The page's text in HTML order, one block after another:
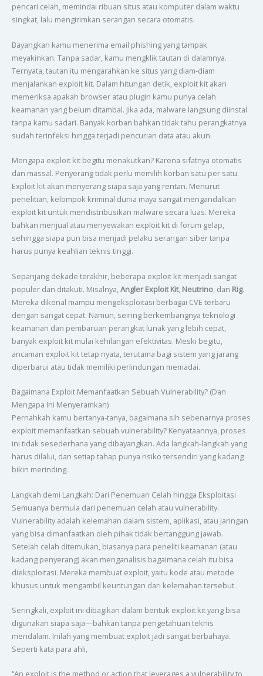
pencari celah, memindai ribuan situs atau komputer dalam waktu
singkat, lalu mengirimkan serangan secara otomatis.
Bayangkan kamu menerima email phishing yang tampak
meyakinkan. Tanpa sadar, kamu mengklik tautan di dalamnya.
Ternyata, tautan itu mengarahkan ke situs yang diam-diam
menjalankan exploit kit. Dalam hitungan detik, exploit kit akan
memeriksa apakah browser atau plugin kamu punya celah
keamanan yang belum ditambal. Jika ada, malware langsung diinstal
tanpa kamu sadari. Banyak korban bahkan tidak tahu perangkatnya
sudah terinfeksi hingga terjadi pencurian data atau akun.
Mengapa exploit kit begitu menakutkan? Karena sifatnya otomatis
dan massal. Penyerang tidak perlu memilih korban satu per satu.
Exploit kit akan menyerang siapa saja yang rentan. Menurut
penelitian, kelompok kriminal dunia maya sangat mengandalkan
exploit kit untuk mendistribusikan malware secara luas. Mereka
bahkan menjual atau menyewakan exploit kit di forum gelap,
sehingga siapa pun bisa menjadi pelaku serangan siber tanpa
harus punya keahlian teknis tinggi.
Sepanjang dekade terakhir, beberapa exploit kit menjadi sangat
populer dan ditakuti. Misalnya,Angler Exploit Kit, Neutrino, dan Rig.
Mereka dikenal mampu mengeksploitasi berbagai CVE terbaru
dengan sangat cepat. Namun, seiring berkembangnya teknologi
keamanan dan pembaruan perangkat lunak yang lebih cepat,
banyak exploit kit mulai kehilangan efektivitas. Meski begitu,
ancaman exploit kit tetap nyata, terutama bagi sistem yang jarang
diperbarui atau tidak memiliki perlindungan memadai.
Bagaimana Exploit Memanfaatkan Sebuah Vulnerability? (Dan
Mengapa Ini Menyeramkan)
Pernahkah kamu bertanya-tanya, bagaimana sih sebenarnya proses
exploit memanfaatkan sebuah vulnerability? Kenyataannya, proses
ini tidak sesederhana yang dibayangkan. Ada langkah-langkah yang
harus dilalui, dan setiap tahap punya risiko tersendiri yang kadang
bikin merinding.
Langkah demi Langkah: Dari Penemuan Celah hingga Eksploitasi
Semuanya bermula dari penemuan celah atau vulnerability.
Vulnerability adalah kelemahan dalam sistem, aplikasi, atau jaringan
yang bisa dimanfaatkan oleh pihak tidak bertanggung jawab.
Setelah celah ditemukan, biasanya para peneliti keamanan (atau
kadang penyerang) akan menganalisis bagaimana celah itu bisa
dieksploitasi. Mereka membuat exploit, yaitu kode atau metode
khusus untuk mengambil keuntungan dari kelemahan tersebut.
Seringkali, exploit ini dibagikan dalam bentuk exploit kit yang bisa
digunakan siapa saja—bahkan tanpa pengetahuan teknis
mendalam. Inilah yang membuat exploit jadi sangat berbahaya.
Seperti kata para ahli,
“An exploit is the method or action that leverages a vulnerability to